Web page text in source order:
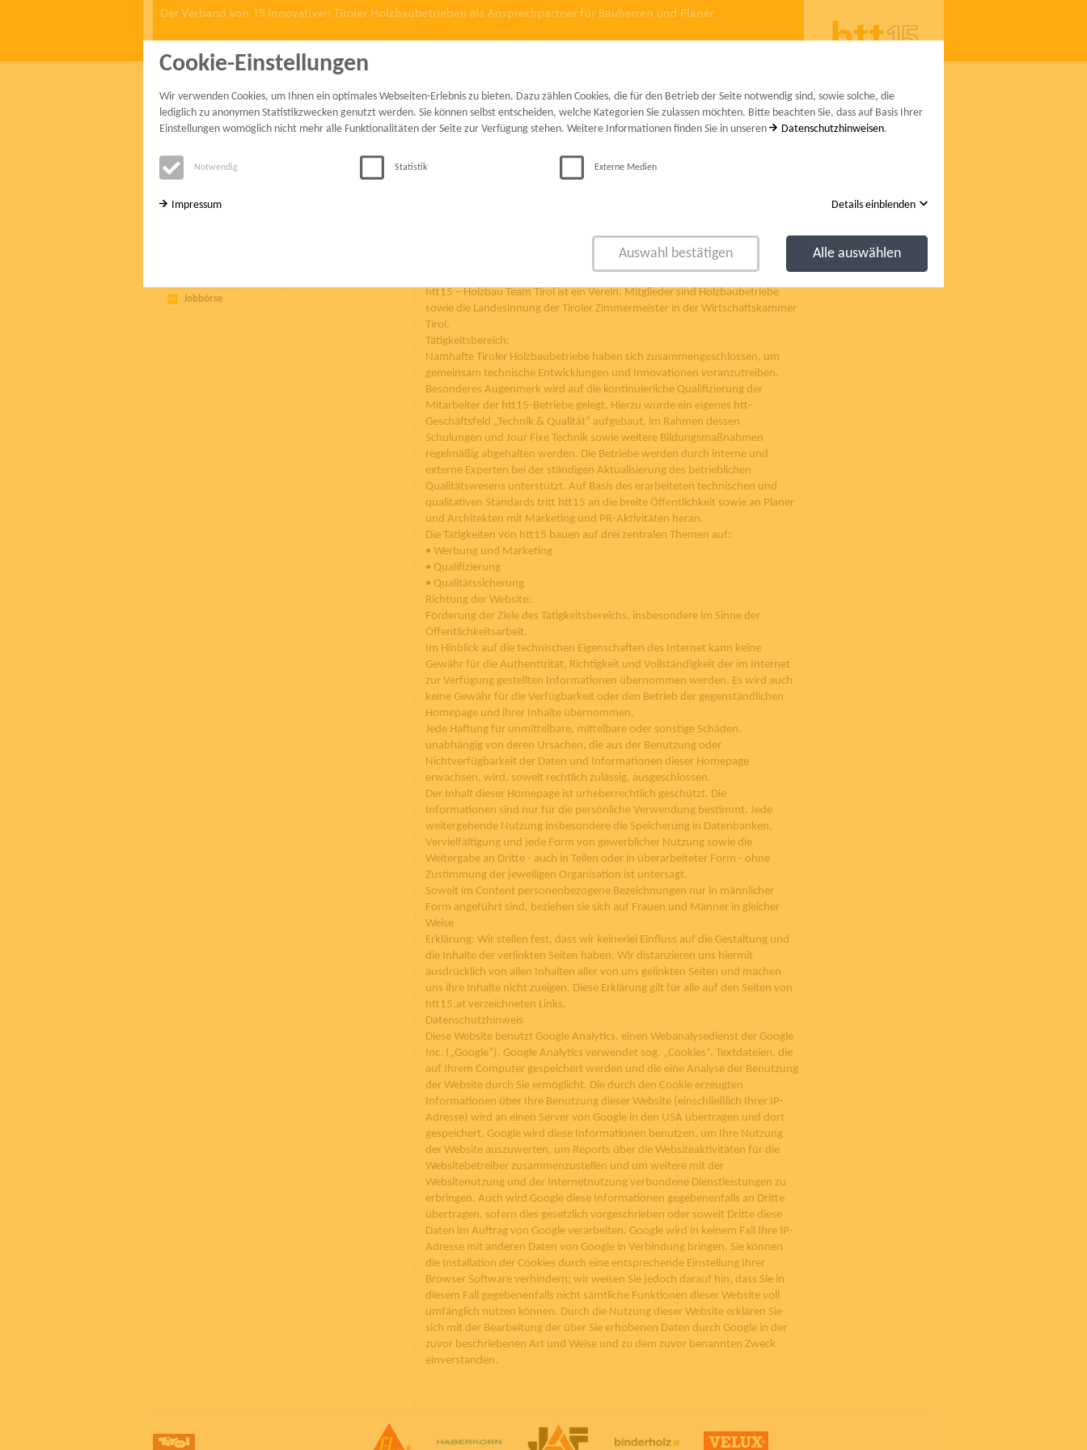
start mitglieder projekte service
service
Jobbörse
htt15 – Holzbau Team Tirol ist ein Verein. Mitglieder sind Holzbaubetriebe
sowie die Landesinnung der Tiroler Zimmermeister in der Wirtschaftskammer
Tirol.
Tätigkeitsbereich:
Namhafte Tiroler Holzbaubetriebe haben sich zusammengeschlossen, um
gemeinsam technische Entwicklungen und Innovationen voranzutreiben.
Besonderes Augenmerk wird auf die kontinuierliche Qualifizierung der
Mitarbeiter der htt15-Betriebe gelegt. Hierzu wurde ein eigenes htt-
Geschäftsfeld „Technik & Qualität“ aufgebaut, im Rahmen dessen
Schulungen und Jour Fixe Technik sowie weitere Bildungsmaßnahmen
regelmäßig abgehalten werden. Die Betriebe werden durch interne und
externe Experten bei der ständigen Aktualisierung des betrieblichen
Qualitätswesens unterstützt. Auf Basis des erarbeiteten technischen und
qualitativen Standards tritt htt15 an die breite Öffentlichkeit sowie an Planer
und Architekten mit Marketing und PR-Aktivitäten heran.
Die Tätigkeiten von htt15 bauen auf drei zentralen Themen auf:
• Werbung und Marketing
• Qualifizierung
• Qualitätssicherung
Richtung der Website:
Förderung der Ziele des Tätigkeitsbereichs, insbesondere im Sinne der
Öffentlichkeitsarbeit.
Im Hinblick auf die technischen Eigenschaften des Internet kann keine
Gewähr für die Authentizität, Richtigkeit und Vollständigkeit der im Internet
zur Verfügung gestellten Informationen übernommen werden. Es wird auch
keine Gewähr für die Verfügbarkeit oder den Betrieb der gegenständlichen
Homepage und ihrer Inhalte übernommen.
Jede Haftung für unmittelbare, mittelbare oder sonstige Schäden,
unabhängig von deren Ursachen, die aus der Benutzung oder
Nichtverfügbarkeit der Daten und Informationen dieser Homepage
erwachsen, wird, soweit rechtlich zulässig, ausgeschlossen.
Der Inhalt dieser Homepage ist urheberrechtlich geschützt. Die
Informationen sind nur für die persönliche Verwendung bestimmt. Jede
weitergehende Nutzung insbesondere die Speicherung in Datenbanken,
Vervielfältigung und jede Form von gewerblicher Nutzung sowie die
Weitergabe an Dritte - auch in Teilen oder in überarbeiteter Form - ohne
Zustimmung der jeweiligen Organisation ist untersagt.
Soweit im Content personenbezogene Bezeichnungen nur in männlicher
Form angeführt sind, beziehen sie sich auf Frauen und Männer in gleicher
Weise
Erklärung: Wir stellen fest, dass wir keinerlei Einfluss auf die Gestaltung und
die Inhalte der verlinkten Seiten haben. Wir distanzieren uns hiermit
ausdrücklich von allen Inhalten aller von uns gelinkten Seiten und machen
uns ihre Inhalte nicht zueigen. Diese Erklärung gilt für alle auf den Seiten von
htt15.at verzeichneten Links.
Datenschutzhinweis
Diese Website benutzt Google Analytics, einen Webanalysedienst der Google
Inc. („Google“). Google Analytics verwendet sog. „Cookies“, Textdateien, die
auf Ihrem Computer gespeichert werden und die eine Analyse der Benutzung
der Website durch Sie ermöglicht. Die durch den Cookie erzeugten
Informationen über Ihre Benutzung dieser Website (einschließlich Ihrer IP-
Adresse) wird an einen Server von Google in den USA übertragen und dort
gespeichert. Google wird diese Informationen benutzen, um Ihre Nutzung
der Website auszuwerten, um Reports über die Websiteaktivitäten für die
Websitebetreiber zusammenzustellen und um weitere mit der
Websitenutzung und der Internetnutzung verbundene Dienstleistungen zu
erbringen. Auch wird Google diese Informationen gegebenenfalls an Dritte
übertragen, sofern dies gesetzlich vorgeschrieben oder soweit Dritte diese
Daten im Auftrag von Google verarbeiten. Google wird in keinem Fall Ihre IP-
Adresse mit anderen Daten von Google in Verbindung bringen. Sie können
die Installation der Cookies durch eine entsprechende Einstellung Ihrer
Browser Software verhindern; wir weisen Sie jedoch darauf hin, dass Sie in
diesem Fall gegebenenfalls nicht sämtliche Funktionen dieser Website voll
umfänglich nutzen können. Durch die Nutzung dieser Website erklären Sie
sich mit der Bearbeitung der über Sie erhobenen Daten durch Google in der
zuvor beschriebenen Art und Weise und zu dem zuvor benannten Zweck
einverstanden.
Cookie-Einstellungen
Wir verwenden Cookies, um Ihnen ein optimales Webseiten-Erlebnis zu bieten. Dazu zählen Cookies, die für den Betrieb der Seite notwendig sind, sowie solche, die
lediglich zu anonymen Statistikzwecken genutzt werden. Sie können selbst entscheiden, welche Kategorien Sie zulassen möchten. Bitte beachten Sie, dass auf Basis Ihrer
Einstellungen womöglich nicht mehr alle Funktionalitäten der Seite zur Verfügung stehen. Weitere Informationen finden Sie in unseren
Datenschutzhinweisen.
Notwendig Statistik Externe Medien
Details einblenden
Impressum
Auswahl bestätigen Alle auswählen